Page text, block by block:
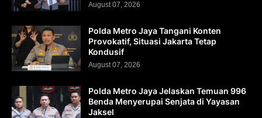
August 07, 2026
Polda Metro Jaya Tangani Konten
Provokatif, Situasi Jakarta Tetap
Kondusif
August 07, 2026
Polda Metro Jaya Jelaskan Temuan 996
Benda Menyerupai Senjata di Yayasan
Jaksel